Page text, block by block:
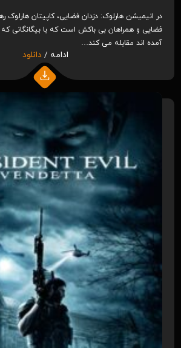
در انیمیشن هارلوک: دزدان فضایی، کاپیتان هارلوک
فضایی و همراهان بی باکش است که با بیگانگانی
آمده اند مقابله می کند…
ادامه / دانلود